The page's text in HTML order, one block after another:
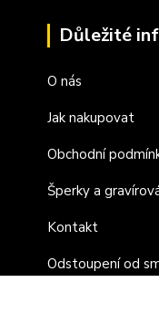
Důležité
O nás
Jak nakupovat
Obchodní
Šperky a
Kontakt
Odstoupení od